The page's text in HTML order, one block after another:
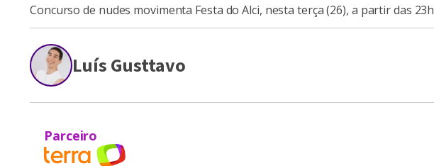
Concurso de nudes movimenta Festa do Alci, nesta terça (26), a partir das 23h
Luís Gusttavo
Parceiro